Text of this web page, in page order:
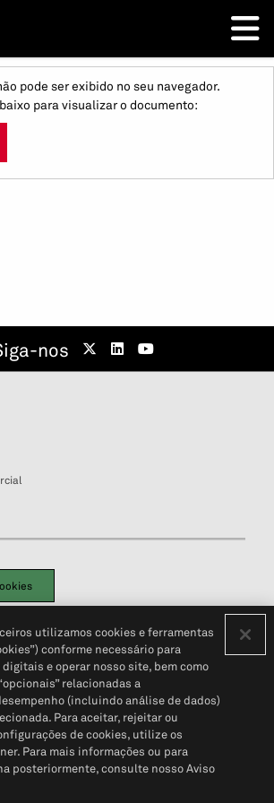
pode ser exibido no seu navegador.
para visualizar o documento:
nos
Portal de privacidade do cliente (em inglês)
Pessoais© 2026 S&P Global
utilizamos cookies e ferramentas
conforme necessário para
e operar nosso site, bem como
relacionadas a
(incluindo análise de dados)
Para aceitar, rejeitar ou
de cookies, utilize os
Para mais informações ou para
posteriormente, consulte nosso Aviso